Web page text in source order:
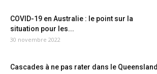
COVID-19 en Australie : le point sur la
situation pour les...
30 novembre 2022
Cascades à ne pas rater dans le Queensland